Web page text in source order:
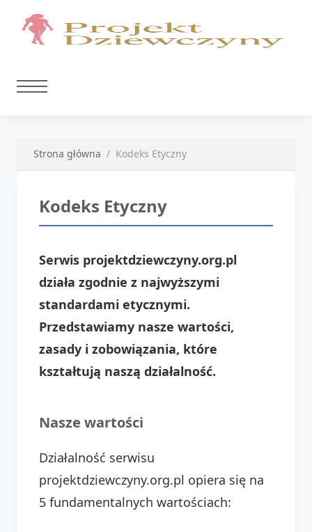
Strona główna Kodeks Etyczny
Kodeks Etyczny
Serwis projektdziewczyny.org.pl
działa zgodnie z najwyższymi
standardami etycznymi.
Przedstawiamy nasze wartości,
zasady i zobowiązania, które
kształtują naszą działalność.
Nasze wartości
Działalność serwisu
projektdziewczyny.org.pl opiera się na
5 fundamentalnych wartościach: